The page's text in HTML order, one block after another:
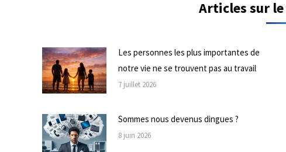
Articles sur
Les personnes les plus importantes de
notre vie ne se trouvent pas au travail
7 juillet 2026
Sommes nous devenus dingues ?
8 juin 2026